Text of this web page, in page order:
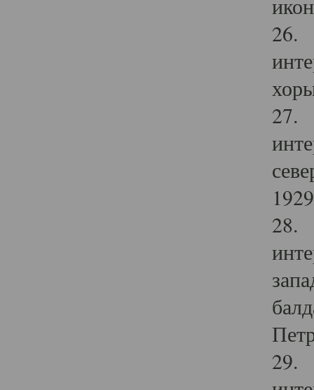
26.
27.
28.
29.